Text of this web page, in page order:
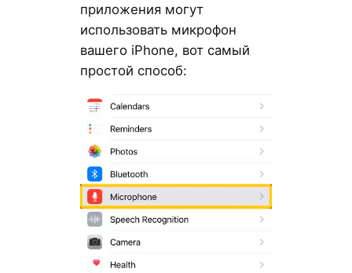
приложения могут
использовать микрофон
вашего iPhone, вот самый
простой способ: